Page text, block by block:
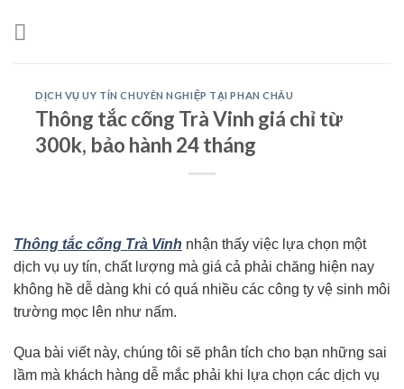
DỊCH VỤ UY TÍN CHUYÊN NGHIỆP TẠI PHAN CHÂU
Thông tắc cống Trà Vinh giá chỉ từ
300k, bảo hành 24 tháng
Thông tắc cống Trà Vinh nhận thấy việc lựa chọn một
dịch vụ uy tín, chất lượng mà giá cả phải chăng hiện nay
không hề dễ dàng khi có quá nhiều các công ty vệ sinh môi
trường mọc lên như nấm.
Qua bài viết này, chúng tôi sẽ phân tích cho bạn những sai
lầm mà khách hàng dễ mắc phải khi lựa chọn các dịch vụ